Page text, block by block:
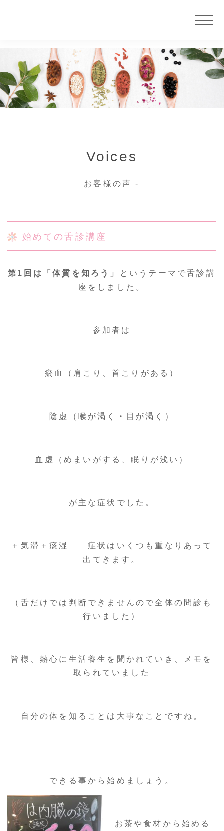
ニュース
サービス
お客様の声
採用情報
ご相談・お問い合わせ
Voices
お客様の声 -
始めての舌診講座
第1回は「体質を知ろう」
というテーマで舌診講
座をしました。
参加者は
瘀血（肩こり、首こりがある）
陰虚（喉が渇く・目が渇く）
血虚（めまいがする、眠りが浅い）
が主な症状でした。
＋気滞＋痰湿 症状はいくつも重なりあって
出てきます。
（舌だけでは判断できませんので全体の問診も
行いました）
皆様、熱心に生活養生を聞かれていき、メモを
取られていました
自分の体を知ることは大事なことですね。
できる事から始めましょう。
お茶や食材から始める